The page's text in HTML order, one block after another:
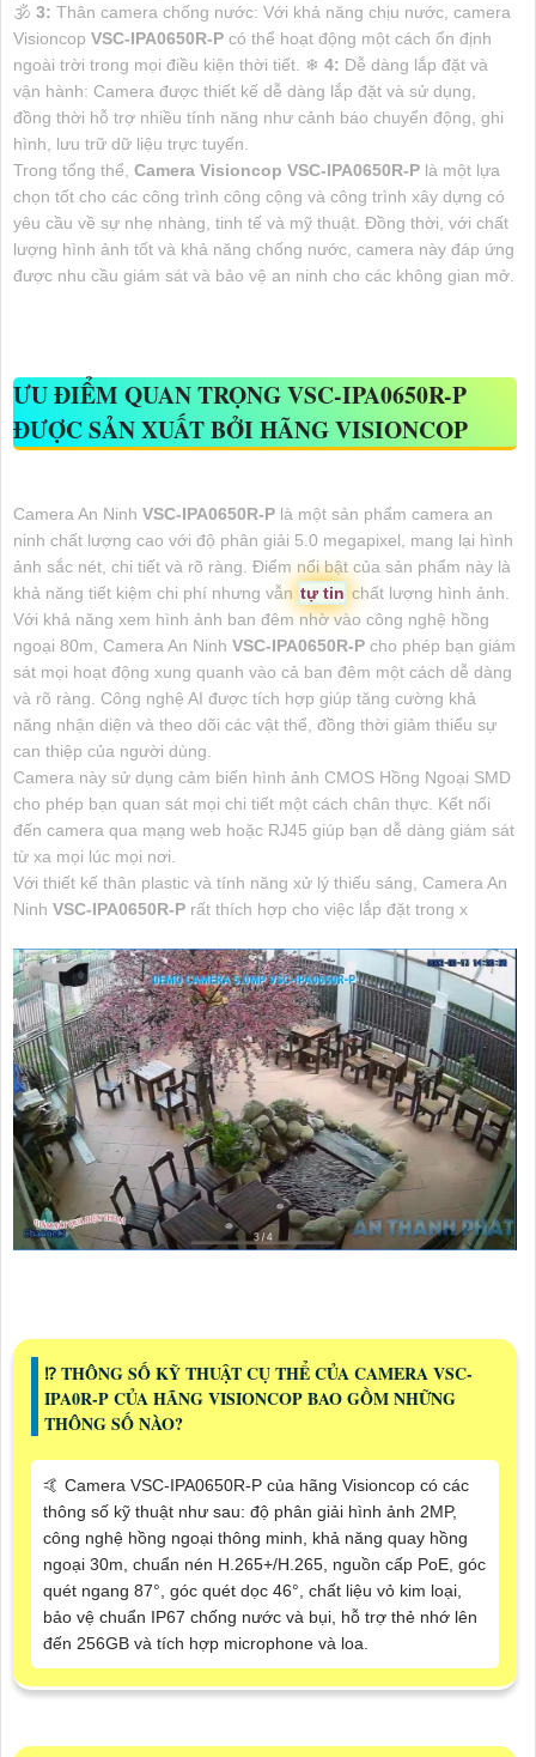
🕉️ 3: Thân camera chống nước: Với khả năng chịu nước, camera
Visioncop VSC-IPA0650R-P có thể hoạt động một cách ổn định
ngoài trời trong mọi điều kiện thời tiết. ❄ 4: Dễ dàng lắp đặt và
vận hành: Camera được thiết kế dễ dàng lắp đặt và sử dụng,
đồng thời hỗ trợ nhiều tính năng như cảnh báo chuyển động, ghi
hình, lưu trữ dữ liệu trực tuyến.
Trong tổng thể, Camera Visioncop VSC-IPA0650R-P là một lựa
chọn tốt cho các công trình công cộng và công trình xây dựng có
yêu cầu về sự nhẹ nhàng, tinh tế và mỹ thuật. Đồng thời, với chất
lượng hình ảnh tốt và khả năng chống nước, camera này đáp ứng
được nhu cầu giám sát và bảo vệ an ninh cho các không gian mở.
ƯU ĐIỂM QUAN TRỌNGVSC-IPA0650R-P
ĐƯỢC SẢN XUẤT BỞI HÃNG VISIONCOP
Camera An Ninh VSC-IPA0650R-P là một sản phẩm camera an
ninh chất lượng cao với độ phân giải 5.0 megapixel, mang lại hình
ảnh sắc nét, chi tiết và rõ ràng. Điểm nổi bật của sản phẩm này là
khả năng tiết kiệm chi phí nhưng vẫn tự tin chất lượng hình ảnh.
Với khả năng xem hình ảnh ban đêm nhờ vào công nghệ hồng
ngoại 80m, Camera An Ninh VSC-IPA0650R-P cho phép bạn giám
sát mọi hoạt động xung quanh vào cả ban đêm một cách dễ dàng
và rõ ràng. Công nghệ AI được tích hợp giúp tăng cường khả
năng nhận diện và theo dõi các vật thể, đồng thời giảm thiểu sự
can thiệp của người dùng.
Camera này sử dụng cảm biến hình ảnh CMOS Hồng Ngoại SMD
cho phép bạn quan sát mọi chi tiết một cách chân thực. Kết nối
đến camera qua mạng web hoặc RJ45 giúp bạn dễ dàng giám sát
từ xa mọi lúc mọi nơi.
Với thiết kế thân plastic và tính năng xử lý thiếu sáng, Camera An
Ninh VSC-IPA0650R-P rất thích hợp cho việc lắp đặt trong x
⁉️ THÔNG SỐ KỸ THUẬT CỤ THỂ CỦA CAMERA VSC-
IPA0R-P CỦA HÃNG VISIONCOP BAO GỒM NHỮNG
THÔNG SỐ NÀO?
🤙 Camera VSC-IPA0650R-P của hãng Visioncop có các
thông số kỹ thuật như sau: độ phân giải hình ảnh 2MP,
công nghệ hồng ngoại thông minh, khả năng quay hồng
ngoại 30m, chuẩn nén H.265+/H.265, nguồn cấp PoE, góc
quét ngang 87°, góc quét dọc 46°, chất liệu vỏ kim loại,
bảo vệ chuẩn IP67 chống nước và bụi, hỗ trợ thẻ nhớ lên
đến 256GB và tích hợp microphone và loa.